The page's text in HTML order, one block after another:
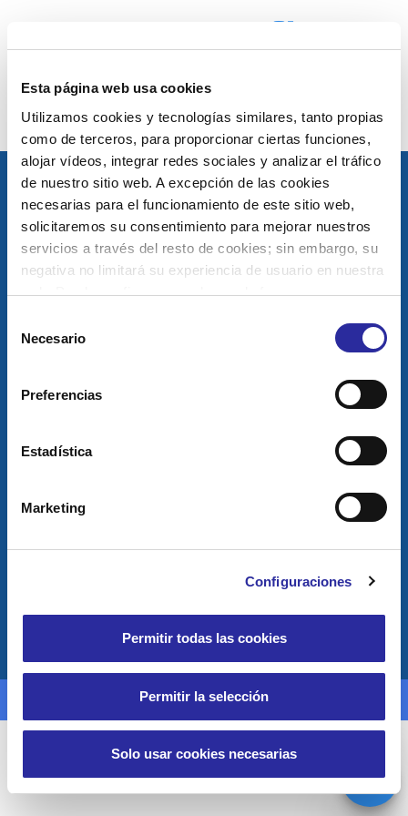
Esta página web usa cookies
Utilizamos cookies y tecnologías similares, tanto propias
como de terceros, para proporcionar ciertas funciones,
alojar vídeos, integrar redes sociales y analizar el tráfico
de nuestro sitio web. A excepción de las cookies
necesarias para el funcionamiento de este sitio web,
solicitaremos su consentimiento para mejorar nuestros
servicios a través del resto de cookies; sin embargo, su
negativa no limitará su experiencia de usuario en nuestra
web. Puede configurar o rechazar de forma
más información, puede consultar nuestra
Política de
Necesario
Preferencias
Estadística
Marketing
Configuraciones
Permitir todas las cookies
Permitir la selección
Solo usar cookies necesarias
Jefe/a de Servicio
Política de privacidad y de cookies
© All Rights Reserved.